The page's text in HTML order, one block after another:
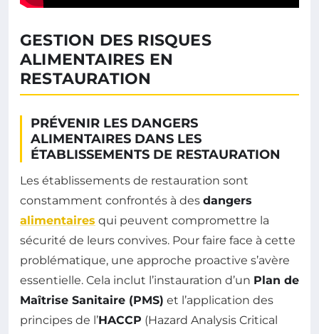
GESTION DES RISQUES
ALIMENTAIRES EN
RESTAURATION
PRÉVENIR LES DANGERS
ALIMENTAIRES DANS LES
ÉTABLISSEMENTS DE RESTAURATION
Les établissements de restauration sont
constamment confrontés à des dangers
alimentaires qui peuvent compromettre la
sécurité de leurs convives. Pour faire face à cette
problématique, une approche proactive s’avère
essentielle. Cela inclut l’instauration d’un Plan de
Maîtrise Sanitaire (PMS) et l’application des
principes de l’HACCP (Hazard Analysis Critical